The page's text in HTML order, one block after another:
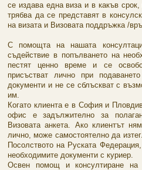
се издава една виза и в какъв
трябва да се представят в
на визата и Визовата поддръжка /
С помощта на нашата
съдействие в попълването на
пестят ценно време и се
присъстват лично при
документи и не се сблъскват с
им.
Когато клиента е в София и
офис е задължително за
Визовата анкета. Ако клиентът
лично, може самостоятелно да
Посолството на Руската
необходимите документи с куриер.
Освен помощ и консултиране на